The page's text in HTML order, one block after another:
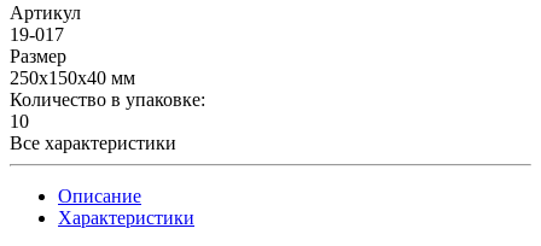
Артикул
19-017
Размер
250х150х40 мм
Количество в упаковке:
10
Все характеристики
Описание
Характеристики